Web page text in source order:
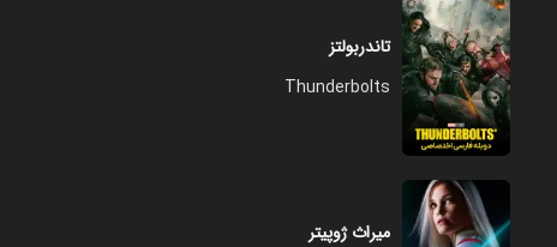
تاندربولتز
Thunderbolts
میراث ژوپیتر